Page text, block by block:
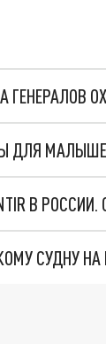
ГЕНЕРАЛОВ
ДЛЯ
СУДНУ